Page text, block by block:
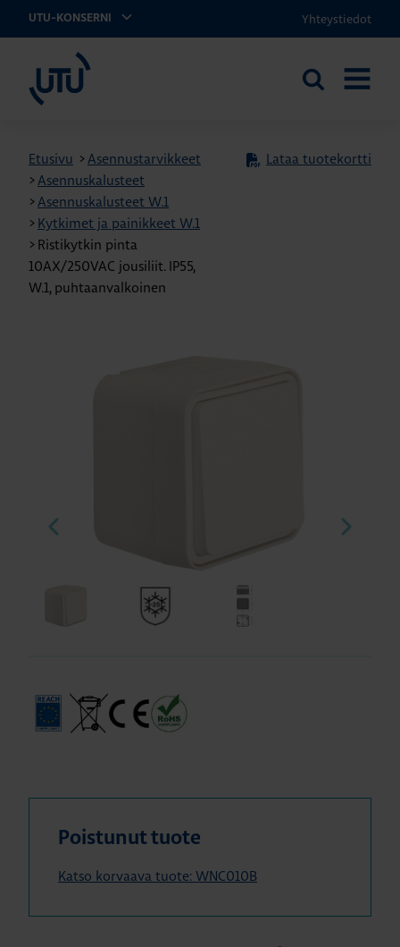
UTU-KONSERNI Yhteystiedot
Etsi
Etusivu >Asennustarvikkeet
>Asennuskalusteet
>Asennuskalusteet W.1
> Kytkimet ja painikkeet W.1
> Ristikytkin pinta
10AX/250VAC jousiliit. IP55,
W.1, puhtaanvalkoinen
Lataa tuotekortti
Poistunut tuote
Katso korvaava tuote: WNC010B